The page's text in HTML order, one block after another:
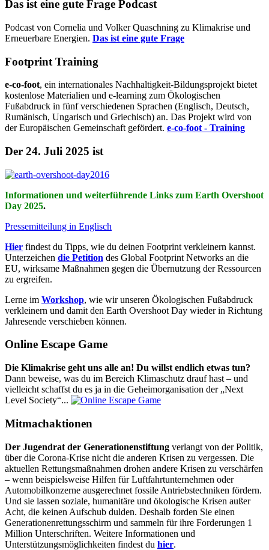
Das ist eine gute Frage Podcast
Podcast von Cornelia und Volker Quaschning zu Klimakrise und
Erneuerbare Energien. Das ist eine gute Frage
Footprint Training
e-co-foot, ein internationales Nachhaltigkeit-Bildungsprojekt bietet
kostenlose Materialien und e-learning zum Ökologischen
Fußabdruck in fünf verschiedenen Sprachen (Englisch, Deutsch,
Rumänisch, Ungarisch und Griechisch) an. Das Projekt wird von
der Europäischen Gemeinschaft gefördert. e-co-foot - Training
Der 24. Juli 2025 ist
Informationen und weiterführende Links zum Earth Overshoot
Day 2025.
Pressemitteilung in Englisch
Hier findest du Tipps, wie du deinen Footprint verkleinern kannst.
Unterzeichen die Petition des Global Footprint Networks an die
EU, wirksame Maßnahmen gegen die Übernutzung der Ressourcen
zu ergreifen.
Lerne im Workshop, wie wir unseren Ökologischen Fußabdruck
verkleinern und damit den Earth Overshoot Day wieder in Richtung
Jahresende verschieben können.
Online Escape Game
Die Klimakrise geht uns alle an! Du willst endlich etwas tun?
Dann beweise, was du im Bereich Klimaschutz drauf hast – und
vielleicht schaffst du es ja in die Geheimorganisation der „Next
Level Society“...
Mitmachaktionen
Der Jugendrat der Generationenstiftung verlangt von der Politik,
über die Corona-Krise nicht die anderen Krisen zu vergessen. Die
aktuellen Rettungsmaßnahmen drohen andere Krisen zu verschärfen
– wenn beispielsweise Hilfen für Luftfahrtunternehmen oder
Automobilkonzerne ausgerechnet fossile Antriebstechniken fördern.
Und sie lassen soziale, humanitäre und ökologische Krisen außer
Acht, die keinen Aufschub dulden. Deshalb forden Sie einen
Generationenrettungsschirm und sammeln für ihre Forderungen 1
Million Unterschriften. Weitere Informationen und
Unterstützungsmöglichkeiten findest du hier.